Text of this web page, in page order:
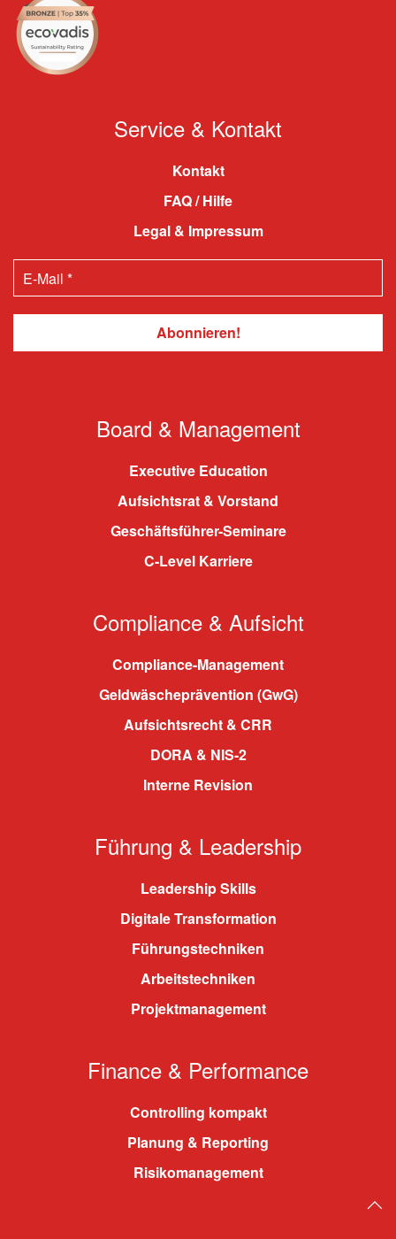
Service & Kontakt
Kontakt
FAQ / Hilfe
Legal & Impressum
Board & Management
Executive Education
Aufsichtsrat & Vorstand
Geschäftsführer-Seminare
C-Level Karriere
Compliance & Aufsicht
Compliance-Management
Geldwäscheprävention (GwG)
Aufsichtsrecht & CRR
DORA & NIS-2
Interne Revision
Führung & Leadership
Leadership Skills
Digitale Transformation
Führungstechniken
Arbeitstechniken
Projektmanagement
Finance & Performance
Controlling kompakt
Planung & Reporting
Risikomanagement